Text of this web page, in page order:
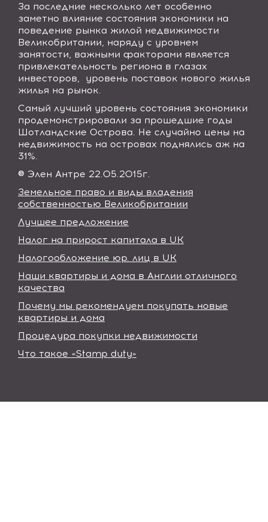
За последние несколько лет особенно
заметно влияние состояния экономики на
поведение рынка жилой недвижимости
Великобритании, наряду с уровнем
занятости, важными факторами является
привлекательность региона в глазах
инвесторов,
уровень поставок нового жилья
жилья на рынок.
Самый лучший уровень состояния экономики
продемонстрировали за прошедшие годы
Шотландские Острова. Не случайно цены на
недвижимость на островах поднялись аж на
31%.
® Элен Антре 22.05.2015г.
Земельное право и виды владения
собственностью Великобритании
Лучшее предложение
Налог на прирост капитала в UK
Налогообложение юр. лиц в UK
Наши квартиры и дома в Англии отличного
качества
Почему мы рекомендуем покупать новые
квартиры и дома
Процедура покупки недвижимости
Что такое «Stamp duty»